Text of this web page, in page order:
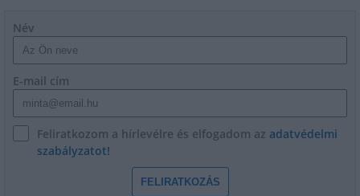
Név
E-mail cím
Feliratkozom a hírlevélre és elfogadom az adatvédelmi
szabályzatot!
FELIRATKOZÁS